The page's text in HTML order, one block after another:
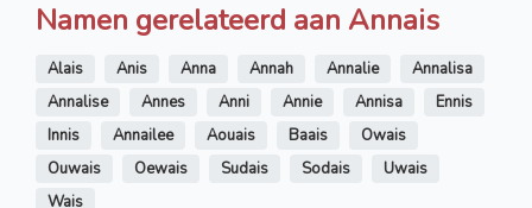
Namen gerelateerd aan Annais
Alais Anis Anna Annah Annalie
Annalisa
Annalise
Annes Anni Annie Annisa
Ennis
Innis
Annailee Aouais Baais
Owais
Ouwais
Oewais Sudais Sodais
Uwais
Wais